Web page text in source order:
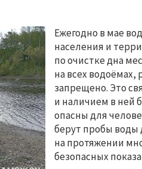
Ежегодно в мае
населения и
по очистке дна
на всех водоёмах,
запрещено. Это
и наличием в ней
опасны для
берут пробы воды
на протяжении
безопасных